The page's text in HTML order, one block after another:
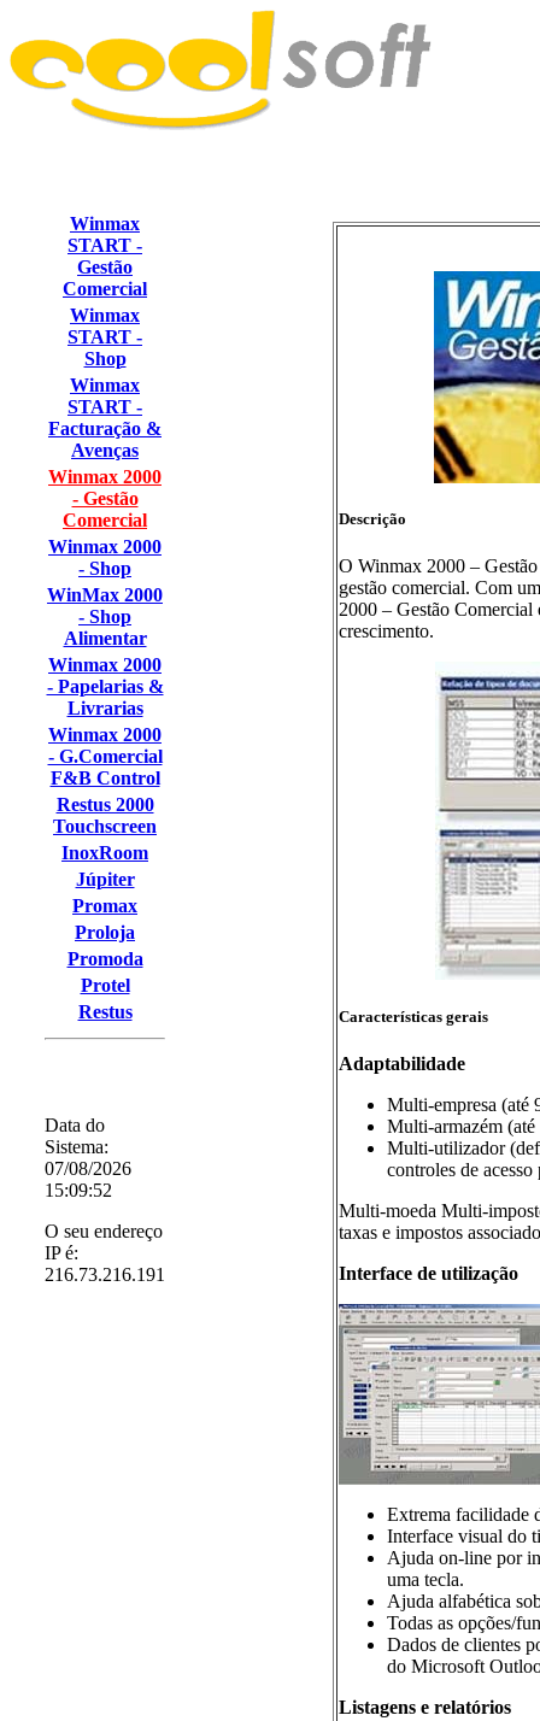
Winmax
START -
Gestão
Comercial
Winmax
START -
Shop
Winmax
START -
Facturação &
Avenças
Winmax 2000
- Gestão
Comercial
Winmax 2000
- Shop
WinMax 2000
- Shop
Alimentar
Winmax 2000
- Papelarias &
Livrarias
Winmax 2000
- G.Comercial
F&B Control
Restus 2000
Touchscreen
InoxRoom
Júpiter
Promax
Proloja
Promoda
Protel
Restus
Data do
Sistema:
07/08/2026
15:09:52
O seu endereço
IP é:
216.73.216.191
Descrição
O Winmax 2000 –
gestão comercial. Com
2000 – Gestão
crescimento.
Características gerais
Adaptabilidade
Multi-empresa (até
Multi-armazém (até
Multi-utilizador
controles de acesso
Multi-moeda Multi-
taxas e impostos
Interface de utilização
Extrema facilidade
Interface visual do
Ajuda on-line por
uma tecla.
Ajuda alfabética
Todas as opções/
Dados de clientes
do Microsoft
Listagens e relatórios